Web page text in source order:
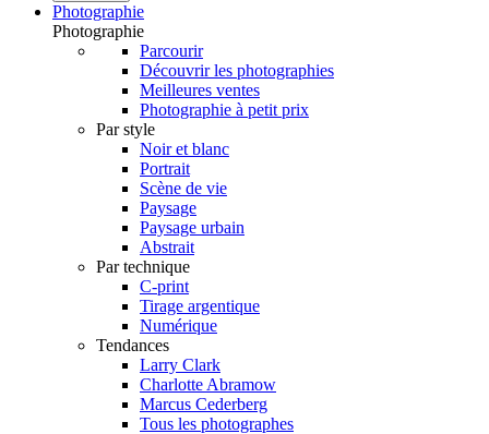
Photographie
Photographie
Parcourir
Découvrir les photographies
Meilleures ventes
Photographie à petit prix
Par style
Noir et blanc
Portrait
Scène de vie
Paysage
Paysage urbain
Abstrait
Par technique
C-print
Tirage argentique
Numérique
Tendances
Larry Clark
Charlotte Abramow
Marcus Cederberg
Tous les photographes